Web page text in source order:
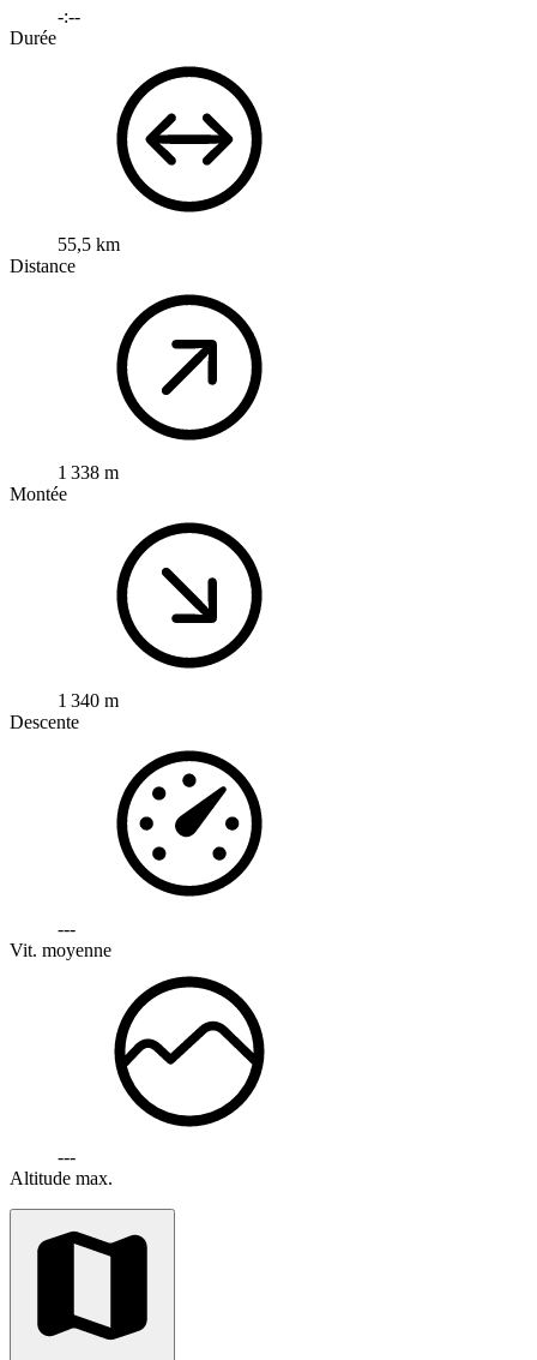
-:--
Durée
55,5 km
Distance
1 338 m
Montée
1 340 m
Descente
---
Vit. moyenne
---
Altitude max.